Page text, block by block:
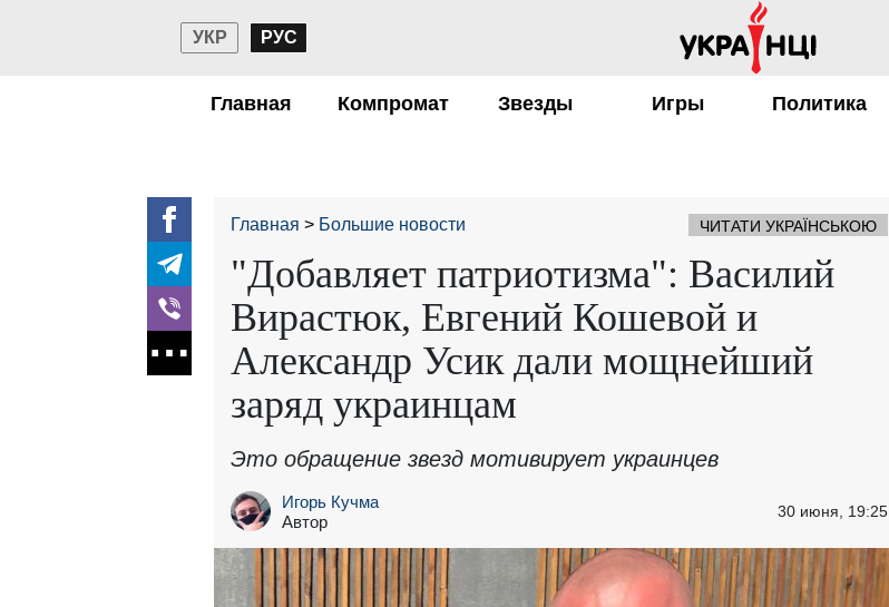
УКР РУС
Главная Компромат Звезды Игры Политика
Главная Большие новости ЧИТАТИ УКРАЇНСЬКОЮ
"Добавляет патриотизма": Василий
Вирастюк, Евгений Кошевой и
Александр Усик дали мощнейший
заряд украинцам
Это обращение звезд мотивирует украинцев
Игорь Кучма
Автор
30 июня, 19:25